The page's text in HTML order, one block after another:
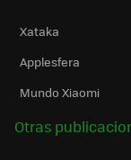
Xataka
Applesfera
Mundo Xiaomi
Otras